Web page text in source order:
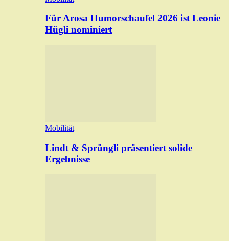
Für Arosa Humorschaufel 2026 ist Leonie
Hügli nominiert
Mobilität
Lindt & Sprüngli präsentiert solide
Ergebnisse